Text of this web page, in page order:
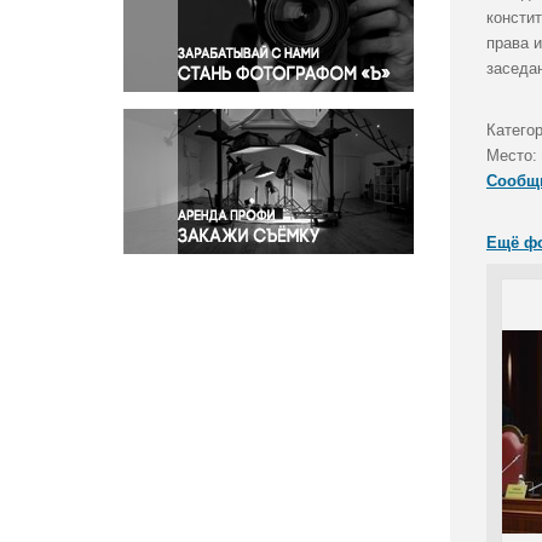
Правосудие
Происшествия и конфликты
Религия
Светская жизнь
Спорт
Экология
Экономика и бизнес
права
Место:
Ещё